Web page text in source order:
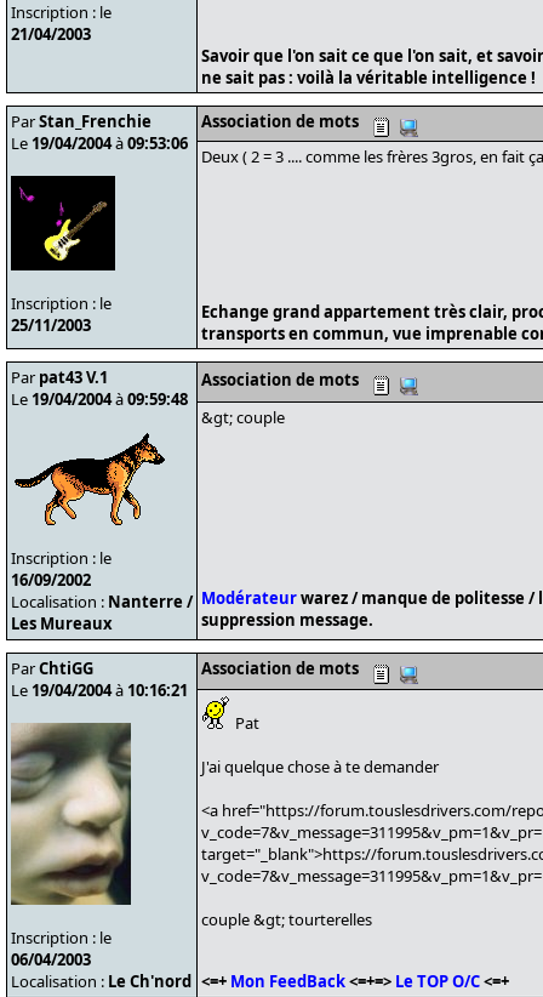
Inscription : le
21/04/2003
Savoir que l'on sait ce que l'on sait, et
ne sait pas : voilà la véritable intelligence !
ParStan_Frenchie
Le 19/04/2004à09:53:06
Inscription : le
25/11/2003
Association de mots
Deux ( 2 = 3 .... comme les frères 3gros, en fait
Echange grand appartement très clair,
transports en commun, vue imprenable
Par pat43 V.1
Le 19/04/2004à09:59:48
Inscription : le
16/09/2002
Localisation : Nanterre /
Les Mureaux
Association de mots
&gt; couple
Modérateurwarez / manque de politesse /
suppression message.
ParChtiGG
Le 19/04/2004à 10:16:21
Inscription : le
06/04/2003
Localisation : Le Ch'nord
Association de mots
Pat
J'ai quelque chose à te demander
<a href="https://forum.touslesdrivers.com/
target="_blank">https://
couple &gt; tourterelles
<=+ Mon FeedBack<=+=> Le TOP O/C<=+